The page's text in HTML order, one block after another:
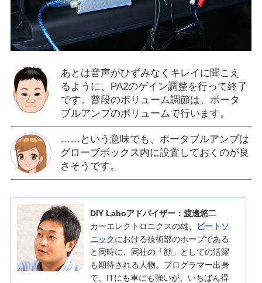
あとは音声がひずみなくキレイに聞こえ
るように、PA2のゲイン調整を行って終了
です。普段のボリューム調節は、ポータ
ブルアンプのボリュームで行います。
……という意味でも、ポータブルアンプは
グローブボックス内に設置しておくのが良
さそうです。
DIY Laboアドバイザー：渡邊悠二
カーエレクトロニクスの雄、
ビートソ
ニックにおける技術部のホープである
と同時に、同社の「顔」としての活躍
も期待される人物。プログラマー出身
で、ITにも車にも強いが、いちばん得